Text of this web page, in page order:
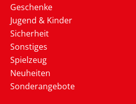
Geschenke
Jugend & Kinder
Sicherheit
Sonstiges
Spielzeug
Neuheiten
Sonderangebote